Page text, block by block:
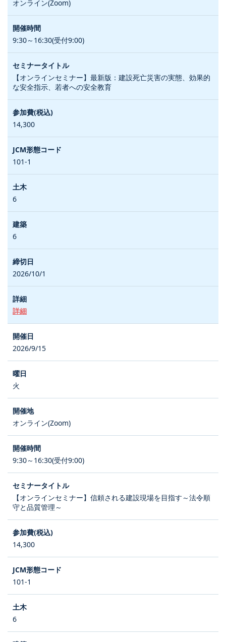
オンライン(Zoom)
9:30～16:30(受付9:00)
【オンラインセミナー】最新版：建設死亡災害の実態、効果的
な安全指示、若者への安全教育
14,300
101-1
6
6
2026/10/1
詳細
2026/9/15
火
オンライン(Zoom)
9:30～16:30(受付9:00)
【オンラインセミナー】信頼される建設現場を目指す～法令順
守と品質管理～
14,300
101-1
6